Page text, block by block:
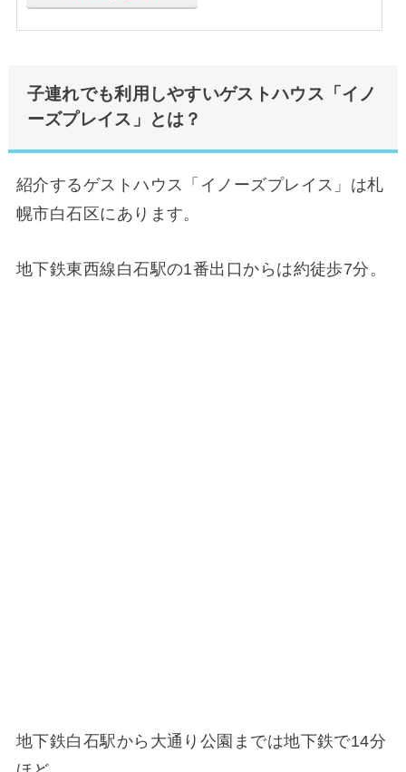
子連れでも利用しやすいゲストハウス「イノ
ーズプレイス」とは？
紹介するゲストハウス「イノーズプレイス」は札
幌市白石区にあります。
地下鉄東西線白石駅の1番出口からは約徒歩7分。
地下鉄白石駅から大通り公園までは地下鉄で14分